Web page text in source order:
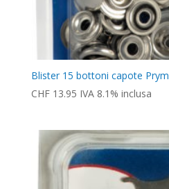
Blister 15 bottoni capote Prym
CHF13.95 IVA 8.1% inclusa